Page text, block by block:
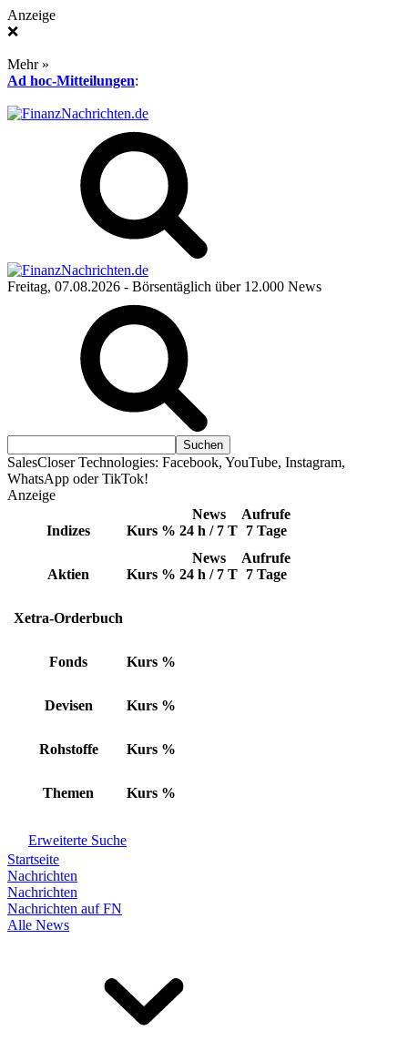
Anzeige
❌
Mehr »
Ad hoc-Mitteilungen:
Freitag, 07.08.2026 - Börsentäglich über 12.000 News
SalesCloser Technologies: Facebook, YouTube, Instagram,
WhatsApp oder TikTok!
Anzeige
Indizes Kurs %
News
24 h / 7 T
Aufrufe
7 Tage
Aktien Kurs %
News
24 h / 7 T
Aufrufe
7 Tage
Xetra-Orderbuch
Fonds Kurs %
Devisen Kurs %
Rohstoffe Kurs %
Themen Kurs %
Erweiterte Suche
Startseite
Nachrichten
Nachrichten
Nachrichten auf FN
Alle News